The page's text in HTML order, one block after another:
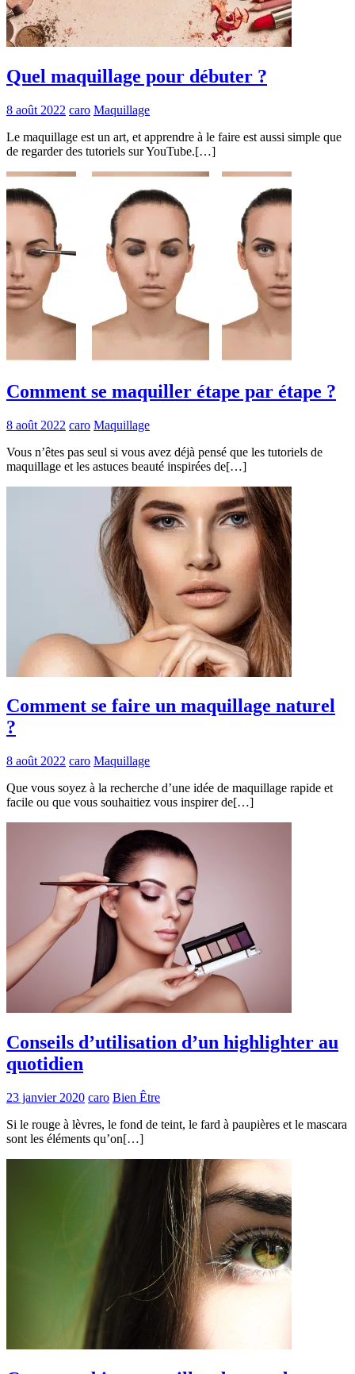
Quel maquillage pour débuter ?
8 août 2022 caro Maquillage
Le maquillage est un art, et apprendre à le faire est aussi simple que
de regarder des tutoriels sur YouTube.[…]
Comment se maquiller étape par étape ?
8 août 2022 caro Maquillage
Vous n’êtes pas seul si vous avez déjà pensé que les tutoriels de
maquillage et les astuces beauté inspirées de[…]
Comment se faire un maquillage naturel
?
8 août 2022 caro Maquillage
Que vous soyez à la recherche d’une idée de maquillage rapide et
facile ou que vous souhaitiez vous inspirer de[…]
Conseils d’utilisation d’un highlighter au
quotidien
23 janvier 2020 caro Bien Être
Si le rouge à lèvres, le fond de teint, le fard à paupières et le mascara
sont les éléments qu’on[…]